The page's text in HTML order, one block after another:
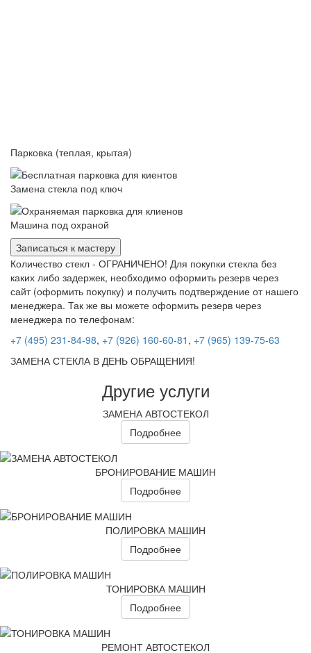
Парковка (теплая, крытая)
Замена стекла под ключ
Машина под охраной
Записаться к мастеру
Количество стекл - ОГРАНИЧЕНО! Для покупки стекла без
каких либо задержек, необходимо оформить резерв через
сайт (оформить покупку) и получить подтверждение от нашего
менеджера. Так же вы можете оформить резерв через
менеджера по телефонам:
+7 (495) 231-84-98, +7 (926) 160-60-81 , +7 (965) 139-75-63
ЗАМЕНА СТЕКЛА В ДЕНЬ ОБРАЩЕНИЯ!
Другие услуги
ЗАМЕНА АВТОСТЕКОЛ
Подробнее
БРОНИРОВАНИЕ МАШИН
Подробнее
ПОЛИРОВКА МАШИН
Подробнее
ТОНИРОВКА МАШИН
Подробнее
РЕМОНТ АВТОСТЕКОЛ